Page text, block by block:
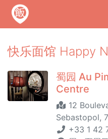
快乐面馆 Happy
蜀园 Au
Centre
12
Sebastopol,
+33 1 42